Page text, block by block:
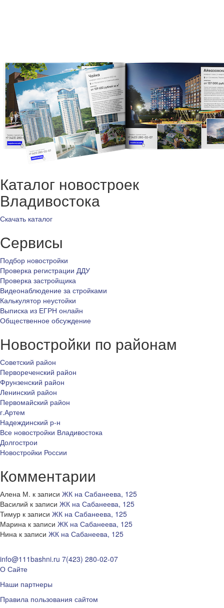
Каталог новостроек
Владивостока
Скачать каталог
Сервисы
Подбор новостройки
Проверка регистрации ДДУ
Проверка застройщика
Видеонаблюдение за стройками
Калькулятор неустойки
Выписка из ЕГРН онлайн
Общественное обсуждение
Новостройки по районам
Советский район
Первореченский район
Фрунзенский район
Ленинский район
Первомайский район
г.Артем
Надеждинский р-н
Все новостройки Владивостока
Долгострои
Новостройки России
Комментарии
Алена М. к записи ЖК на Сабанеева, 125
Василий к записи ЖК на Сабанеева, 125
Тимур к записи ЖК на Сабанеева, 125
Марина к записи ЖК на Сабанеева, 125
Нина к записи ЖК на Сабанеева, 125
info@111bashni.ru 7(423) 280-02-07
О Сайте
Наши партнеры
Правила пользования сайтом